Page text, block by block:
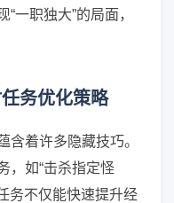
一职独大”的局面，
务优化策略
含着许多隐藏技巧。
，如“击杀指定怪
务不仅能快速提升经